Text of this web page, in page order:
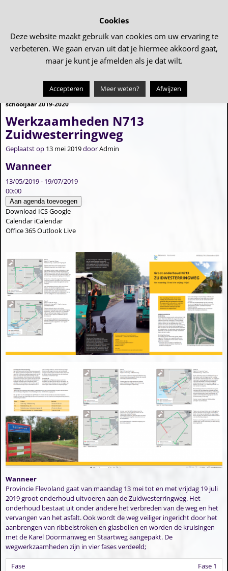
Bericht navigatie
Aanmelden nieuwe leerlingen
schooljaar 2019-2020
We gaan weer samen eten…
Werkzaamheden N713
Zuidwesterringweg
Geplaatst op 13 mei 2019doorAdmin
Wanneer
13/05/2019 - 19/07/2019
00:00
Aan agenda toevoegen
Download ICSGoogle
Calendar iCalendar
Office 365Outlook Live
Wanneer
Provincie Flevoland gaat van maandag 13 mei tot en met vrijdag 19 juli
2019 groot onderhoud uitvoeren aan de Zuidwesterringweg. Het
onderhoud bestaat uit onder andere het verbreden van de weg en het
vervangen van het asfalt. Ook wordt de weg veiliger ingericht door het
aanbrengen van ribbelstroken en glasbollen en worden de kruisingen
met de Karel Doormanweg en Staartweg aangepakt. De
wegwerkzaamheden zijn in vier fases verdeeld;
Fase 1
Cookies
Deze website maakt gebruik van cookies om uw ervaring te
verbeteren. We gaan ervan uit dat je hiermee akkoord gaat,
maar je kunt je afmelden als je dat wilt.
Accepteren Meer weten? Afwijzen